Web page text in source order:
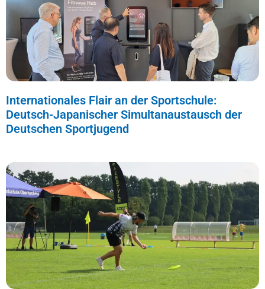
Internationales Flair an der Sportschule:
Deutsch-Japanischer Simultanaustausch der
Deutschen Sportjugend